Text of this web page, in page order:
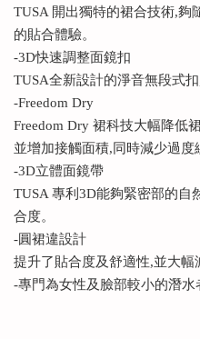
TUSA 開出獨特的裙合技術,夠
的貼合體驗。
-3D快速調整面鏡扣
TUSA全新設計的淨音無段式扣
-Freedom Dry
Freedom Dry 裙科技大幅降低
並增加接觸面積,同時減少過度
-3D立體面鏡帶
TUSA 專利3D能夠緊密部的自
合度。
-圓裙違設計
提升了貼合度及舒適性,並大幅
-專門為女性及臉部較小的潛水